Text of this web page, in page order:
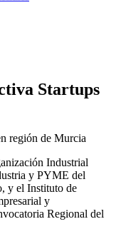
Startups
Industrial
y PYME del
y el Instituto de
y
Regional del